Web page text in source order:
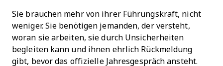
Sie brauchen mehr von ihrer Führungskraft, nicht
weniger. Sie benötigen jemanden, der versteht,
woran sie arbeiten, sie durch Unsicherheiten
begleiten kann und ihnen ehrlich Rückmeldung
gibt, bevor das offizielle Jahresgespräch ansteht.